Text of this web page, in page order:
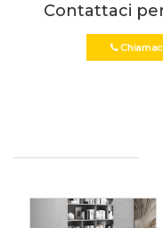
Contattaci